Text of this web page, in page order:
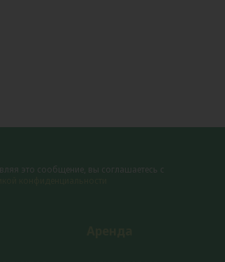
это сообщение, вы соглашаетесь с